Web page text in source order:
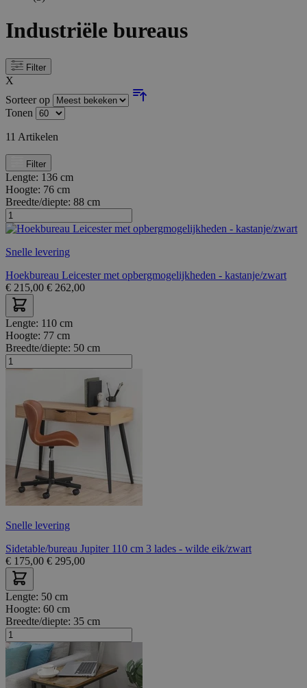
Industriële bureaus
Filter
X
Sorteer op
Tonen
11 Artikelen
Filter
Lengte: 136 cm
Hoogte: 76 cm
Breedte/diepte: 88 cm
Snelle levering
Hoekbureau Leicester met opbergmogelijkheden - kastanje/zwart
€ 215,00 € 262,00
Lengte: 110 cm
Hoogte: 77 cm
Breedte/diepte: 50 cm
Snelle levering
Sidetable/bureau Jupiter 110 cm 3 lades - wilde eik/zwart
€ 175,00 € 295,00
Lengte: 50 cm
Hoogte: 60 cm
Breedte/diepte: 35 cm